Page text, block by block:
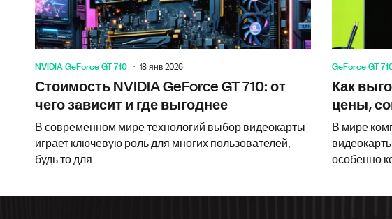
NVIDIA GeForce GT 710 18 янв 2026
Стоимость NVIDIA GeForce GT 710: от
чего зависит и где выгоднее
В современном мире технологий выбор видеокарты
играет ключевую роль для многих пользователей,
будь то для
GeForce GT
Как
цены,
В мире
особенно